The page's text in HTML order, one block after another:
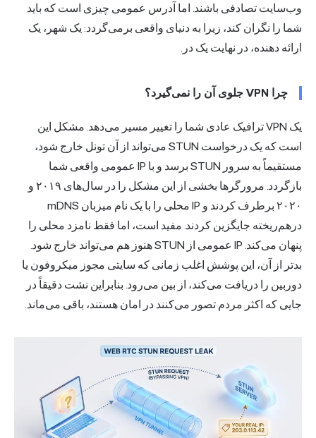
وب‌سایت تصادفی باشند. اما آدرس عمومی چیزی است که باید
شما را نگران کند، زیرا به دنیای واقعی برمی‌گردد: یک شهر، یک
ارائه دهنده، در نهایت یک در.
چرا VPN جلوی آن را نمی‌گیرد؟
یکVPNترافیک عادی شما را تغییر مسیر می‌دهد. مشکل این
است که یک درخواست STUN می‌تواند از آن تونل خارج شود،
مستقیماً به سرور STUN برسد و با IP عمومی واقعی شما
بازگردد. مرورگرها بخشی از این مشکل را در سال‌های ۲۰۱۹ و
۲۰۲۰ برطرف کردند و IP محلی را با یک نام میزبان mDNS
درهم‌ریخته جایگزین کردند. مفید است، اما فقط نامزد محلی را
پنهان می‌کند. IP عمومی از STUN هنوز هم می‌تواند خارج شود.
بدتر از آن، این پوشش اغلب زمانی که سایتی مجوز میکروفون یا
دوربین را دریافت می‌کند، از بین می‌رود. بنابراین نشت دقیقاً در
جایی که اکثر مردم تصور می‌کنند در امان هستند، باقی می‌ماند.